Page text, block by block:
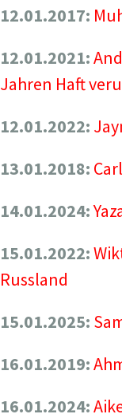
12.01.2017:
12.01.2021:
Jahren Haft
12.01.2022:
13.01.2018:
14.01.2024:
15.01.2022:
Russland
15.01.2025:
16.01.2019:
16.01.2024: